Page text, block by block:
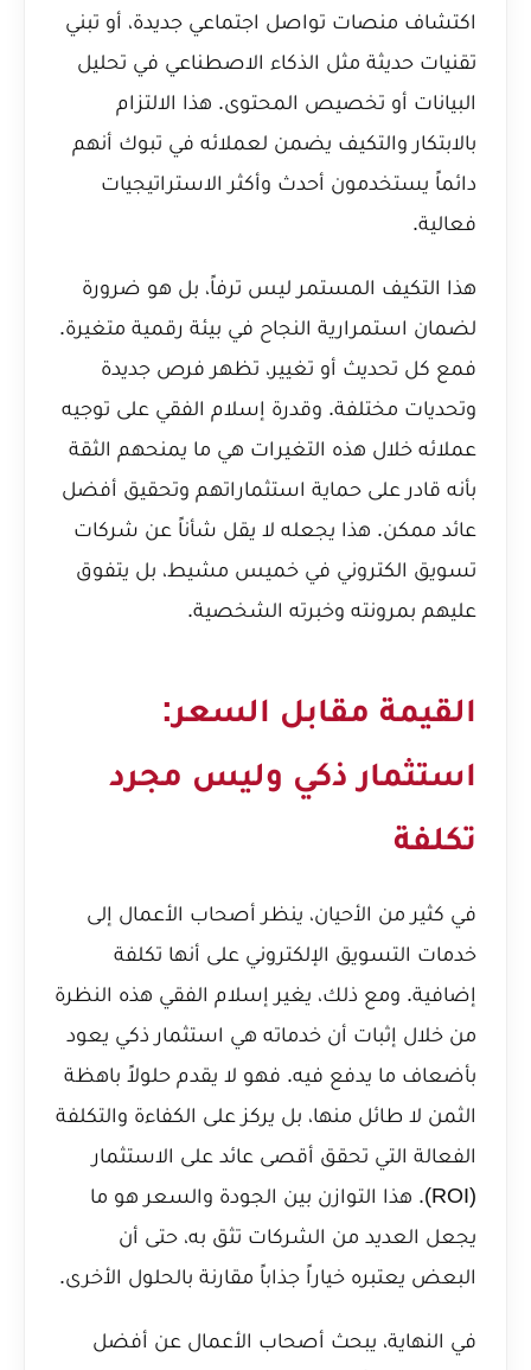
اكتشاف منصات تواصل اجتماعي جديدة، أو تبني
تقنيات حديثة مثل الذكاء الاصطناعي في تحليل
البيانات أو تخصيص المحتوى. هذا الالتزام
بالابتكار والتكيف يضمن لعملائه في تبوك أنهم
دائماً يستخدمون أحدث وأكثر الاستراتيجيات
فعالية.
هذا التكيف المستمر ليس ترفاً، بل هو ضرورة
لضمان استمرارية النجاح في بيئة رقمية متغيرة.
فمع كل تحديث أو تغيير، تظهر فرص جديدة
وتحديات مختلفة. وقدرة إسلام الفقي على توجيه
عملائه خلال هذه التغيرات هي ما يمنحهم الثقة
بأنه قادر على حماية استثماراتهم وتحقيق أفضل
عائد ممكن. هذا يجعله لا يقل شأناً عن شركات
تسويق الكتروني في خميس مشيط، بل يتفوق
عليهم بمرونته وخبرته الشخصية.
القيمة مقابل السعر:
استثمار ذكي وليس مجرد
تكلفة
في كثير من الأحيان، ينظر أصحاب الأعمال إلى
خدمات التسويق الإلكتروني على أنها تكلفة
إضافية. ومع ذلك، يغير إسلام الفقي هذه النظرة
من خلال إثبات أن خدماته هي استثمار ذكي يعود
بأضعاف ما يدفع فيه. فهو لا يقدم حلولاً باهظة
الثمن لا طائل منها، بل يركز على الكفاءة والتكلفة
الفعالة التي تحقق أقصى عائد على الاستثمار
(ROI). هذا التوازن بين الجودة والسعر هو ما
يجعل العديد من الشركات تثق به، حتى أن
البعض يعتبره خياراً جذاباً مقارنة بالحلول الأخرى.
في النهاية، يبحث أصحاب الأعمال عن أفضل